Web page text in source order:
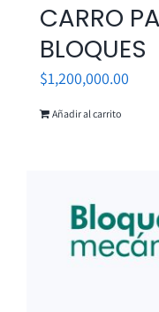
CARRO
BLOQUES
$1,200,000.00
Añadir al carrito